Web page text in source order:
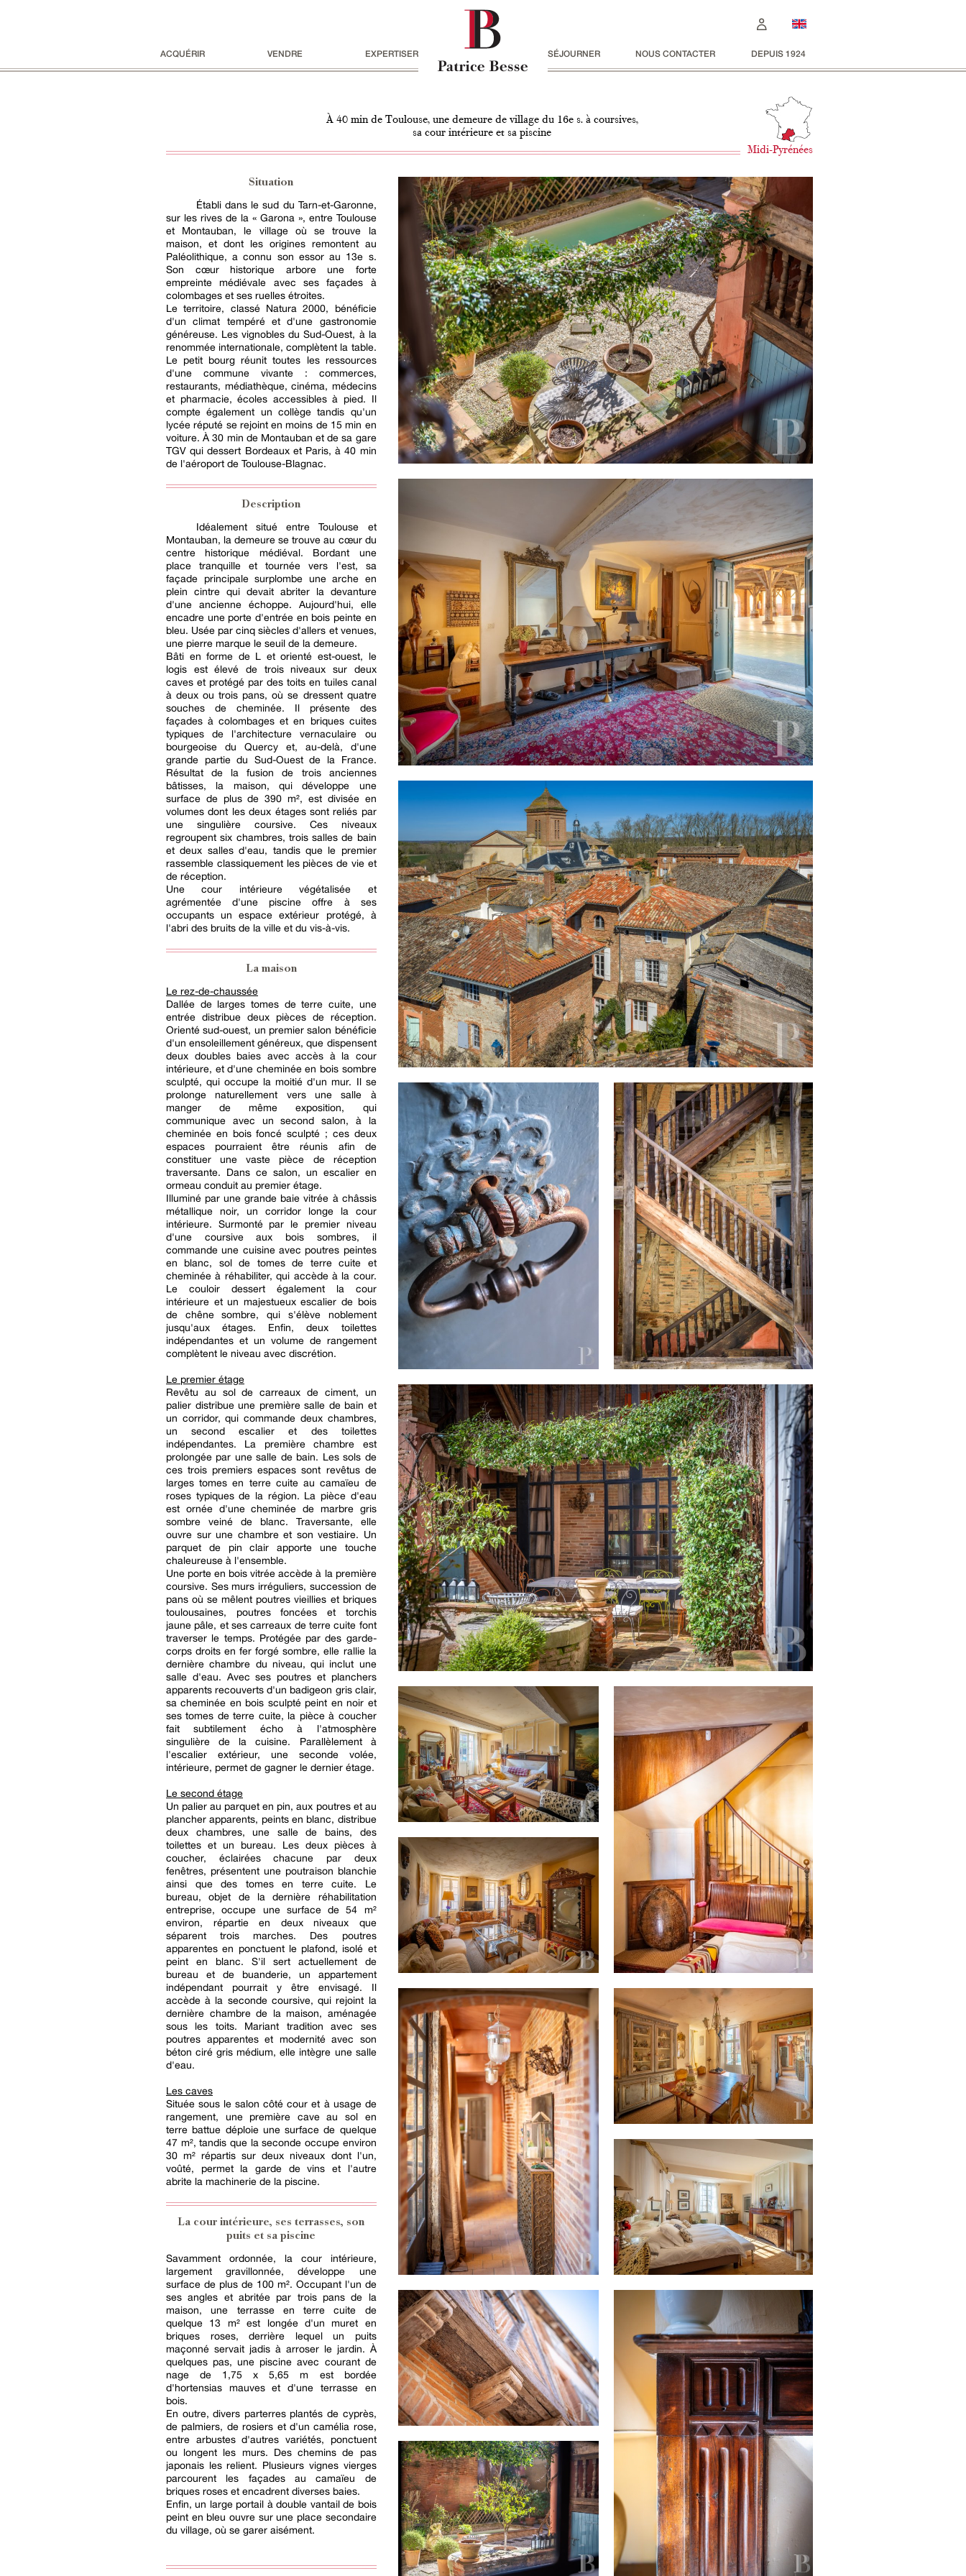
ACQUÉRIR VENDRE EXPERTISER SÉJOURNER NOUS CONTACTER DEPUIS 1924
À 40 min de Toulouse, une demeure de village du 16e s. à coursives,
sa cour intérieure et sa piscine
Midi-Pyrénées
Situation
Établi dans le sud du Tarn-et-Garonne,
sur les rives de la « Garona », entre Toulouse
et Montauban, le village où se trouve la
maison, et dont les origines remontent au
Paléolithique, a connu son essor au 13e s.
Son cœur historique arbore une forte
empreinte médiévale avec ses façades à
colombages et ses ruelles étroites.
Le territoire, classé Natura 2000, bénéficie
d'un climat tempéré et d'une gastronomie
généreuse. Les vignobles du Sud-Ouest, à la
renommée internationale, complètent la table.
Le petit bourg réunit toutes les ressources
d'une commune vivante : commerces,
restaurants, médiathèque, cinéma, médecins
et pharmacie, écoles accessibles à pied. Il
compte également un collège tandis qu'un
lycée réputé se rejoint en moins de 15 min en
voiture. À 30 min de Montauban et de sa gare
TGV qui dessert Bordeaux et Paris, à 40 min
de l'aéroport de Toulouse-Blagnac.
Description
Idéalement situé entre Toulouse et
Montauban, la demeure se trouve au cœur du
centre historique médiéval. Bordant une
place tranquille et tournée vers l'est, sa
façade principale surplombe une arche en
plein cintre qui devait abriter la devanture
d'une ancienne échoppe. Aujourd'hui, elle
encadre une porte d'entrée en bois peinte en
bleu. Usée par cinq siècles d'allers et venues,
une pierre marque le seuil de la demeure.
Bâti en forme de L et orienté est-ouest, le
logis est élevé de trois niveaux sur deux
caves et protégé par des toits en tuiles canal
à deux ou trois pans, où se dressent quatre
souches de cheminée. Il présente des
façades à colombages et en briques cuites
typiques de l'architecture vernaculaire ou
bourgeoise du Quercy et, au-delà, d'une
grande partie du Sud-Ouest de la France.
Résultat de la fusion de trois anciennes
bâtisses, la maison, qui développe une
surface de plus de 390 m², est divisée en
volumes dont les deux étages sont reliés par
une singulière coursive. Ces niveaux
regroupent six chambres, trois salles de bain
et deux salles d'eau, tandis que le premier
rassemble classiquement les pièces de vie et
de réception.
Une cour intérieure végétalisée et
agrémentée d'une piscine offre à ses
occupants un espace extérieur protégé, à
l'abri des bruits de la ville et du vis-à-vis.
La maison
Le rez-de-chaussée
Dallée de larges tomes de terre cuite, une
entrée distribue deux pièces de réception.
Orienté sud-ouest, un premier salon bénéficie
d'un ensoleillement généreux, que dispensent
deux doubles baies avec accès à la cour
intérieure, et d'une cheminée en bois sombre
sculpté, qui occupe la moitié d'un mur. Il se
prolonge naturellement vers une salle à
manger de même exposition, qui
communique avec un second salon, à la
cheminée en bois foncé sculpté ; ces deux
espaces pourraient être réunis afin de
constituer une vaste pièce de réception
traversante. Dans ce salon, un escalier en
ormeau conduit au premier étage.
Illuminé par une grande baie vitrée à châssis
métallique noir, un corridor longe la cour
intérieure. Surmonté par le premier niveau
d'une coursive aux bois sombres, il
commande une cuisine avec poutres peintes
en blanc, sol de tomes de terre cuite et
cheminée à réhabiliter, qui accède à la cour.
Le couloir dessert également la cour
intérieure et un majestueux escalier de bois
de chêne sombre, qui s'élève noblement
jusqu'aux étages. Enfin, deux toilettes
indépendantes et un volume de rangement
complètent le niveau avec discrétion.
Le premier étage
Revêtu au sol de carreaux de ciment, un
palier distribue une première salle de bain et
un corridor, qui commande deux chambres,
un second escalier et des toilettes
indépendantes. La première chambre est
prolongée par une salle de bain. Les sols de
ces trois premiers espaces sont revêtus de
larges tomes en terre cuite au camaïeu de
roses typiques de la région. La pièce d'eau
est ornée d'une cheminée de marbre gris
sombre veiné de blanc. Traversante, elle
ouvre sur une chambre et son vestiaire. Un
parquet de pin clair apporte une touche
chaleureuse à l'ensemble.
Une porte en bois vitrée accède à la première
coursive. Ses murs irréguliers, succession de
pans où se mêlent poutres vieillies et briques
toulousaines, poutres foncées et torchis
jaune pâle, et ses carreaux de terre cuite font
traverser le temps. Protégée par des garde-
corps droits en fer forgé sombre, elle rallie la
dernière chambre du niveau, qui inclut une
salle d'eau. Avec ses poutres et planchers
apparents recouverts d'un badigeon gris clair,
sa cheminée en bois sculpté peint en noir et
ses tomes de terre cuite, la pièce à coucher
fait subtilement écho à l'atmosphère
singulière de la cuisine. Parallèlement à
l'escalier extérieur, une seconde volée,
intérieure, permet de gagner le dernier étage.
Le second étage
Un palier au parquet en pin, aux poutres et au
plancher apparents, peints en blanc, distribue
deux chambres, une salle de bains, des
toilettes et un bureau. Les deux pièces à
coucher, éclairées chacune par deux
fenêtres, présentent une poutraison blanchie
ainsi que des tomes en terre cuite. Le
bureau, objet de la dernière réhabilitation
entreprise, occupe une surface de 54 m²
environ, répartie en deux niveaux que
séparent trois marches. Des poutres
apparentes en ponctuent le plafond, isolé et
peint en blanc. S'il sert actuellement de
bureau et de buanderie, un appartement
indépendant pourrait y être envisagé. Il
accède à la seconde coursive, qui rejoint la
dernière chambre de la maison, aménagée
sous les toits. Mariant tradition avec ses
poutres apparentes et modernité avec son
béton ciré gris médium, elle intègre une salle
d'eau.
Les caves
Située sous le salon côté cour et à usage de
rangement, une première cave au sol en
terre battue déploie une surface de quelque
47 m², tandis que la seconde occupe environ
30 m² répartis sur deux niveaux dont l'un,
voûté, permet la garde de vins et l'autre
abrite la machinerie de la piscine.
La cour intérieure, ses terrasses, son
puits et sa piscine
Savamment ordonnée, la cour intérieure,
largement gravillonnée, développe une
surface de plus de 100 m². Occupant l'un de
ses angles et abritée par trois pans de la
maison, une terrasse en terre cuite de
quelque 13 m² est longée d'un muret en
briques roses, derrière lequel un puits
maçonné servait jadis à arroser le jardin. À
quelques pas, une piscine avec courant de
nage de 1,75 x 5,65 m est bordée
d'hortensias mauves et d'une terrasse en
bois.
En outre, divers parterres plantés de cyprès,
de palmiers, de rosiers et d'un camélia rose,
entre arbustes d'autres variétés, ponctuent
ou longent les murs. Des chemins de pas
japonais les relient. Plusieurs vignes vierges
parcourent les façades au camaïeu de
briques roses et encadrent diverses baies.
Enfin, un large portail à double vantail de bois
peint en bleu ouvre sur une place secondaire
du village, où se garer aisément.